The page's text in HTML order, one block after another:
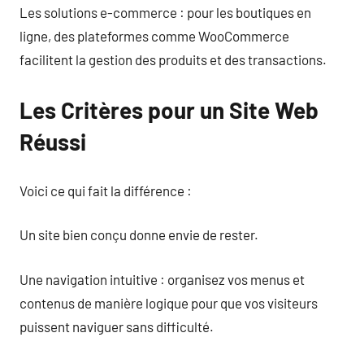
Les solutions e-commerce : pour les boutiques en
ligne, des plateformes comme WooCommerce
facilitent la gestion des produits et des transactions.
Les Critères pour un Site Web
Réussi
Voici ce qui fait la différence :
Un site bien conçu donne envie de rester.
Une navigation intuitive : organisez vos menus et
contenus de manière logique pour que vos visiteurs
puissent naviguer sans difficulté.